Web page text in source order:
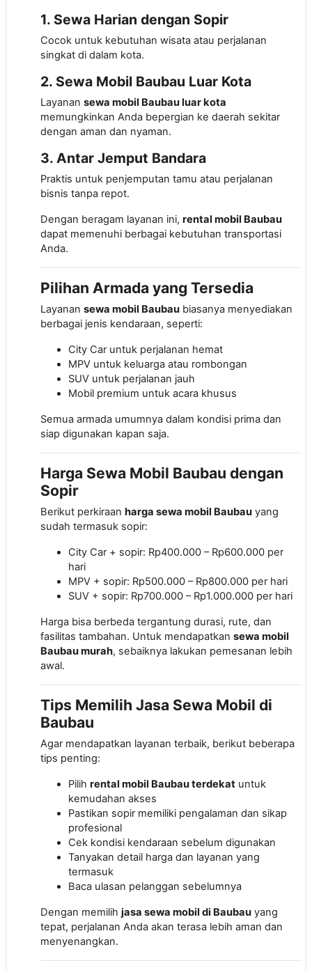
1. Sewa Harian dengan Sopir
Cocok untuk kebutuhan wisata atau perjalanan
singkat di dalam kota.
2. Sewa Mobil Baubau Luar Kota
Layanan sewa mobil Baubau luar kota
memungkinkan Anda bepergian ke daerah sekitar
dengan aman dan nyaman.
3. Antar Jemput Bandara
Praktis untuk penjemputan tamu atau perjalanan
bisnis tanpa repot.
Dengan beragam layanan ini, rental mobil Baubau
dapat memenuhi berbagai kebutuhan transportasi
Anda.
Pilihan Armada yang Tersedia
Layanan sewa mobil Baubau biasanya menyediakan
berbagai jenis kendaraan, seperti:
City Car untuk perjalanan hemat
MPV untuk keluarga atau rombongan
SUV untuk perjalanan jauh
Mobil premium untuk acara khusus
Semua armada umumnya dalam kondisi prima dan
siap digunakan kapan saja.
Harga Sewa Mobil Baubau dengan
Sopir
Berikut perkiraan harga sewa mobil Baubau yang
sudah termasuk sopir:
City Car + sopir: Rp400.000 – Rp600.000 per
hari
MPV + sopir: Rp500.000 – Rp800.000 per hari
SUV + sopir: Rp700.000 – Rp1.000.000 per hari
Harga bisa berbeda tergantung durasi, rute, dan
fasilitas tambahan. Untuk mendapatkan sewa mobil
Baubau murah, sebaiknya lakukan pemesanan lebih
awal.
Tips Memilih Jasa Sewa Mobil di
Baubau
Agar mendapatkan layanan terbaik, berikut beberapa
tips penting:
Pilih rental mobil Baubau terdekat untuk
kemudahan akses
Pastikan sopir memiliki pengalaman dan sikap
profesional
Cek kondisi kendaraan sebelum digunakan
Tanyakan detail harga dan layanan yang
termasuk
Baca ulasan pelanggan sebelumnya
Dengan memilih jasa sewa mobil di Baubau yang
tepat, perjalanan Anda akan terasa lebih aman dan
menyenangkan.